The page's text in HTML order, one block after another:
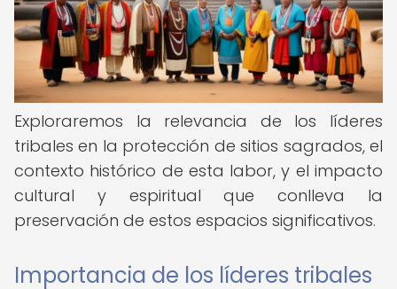
Exploraremos la relevancia de los líderes
tribales en la protección de sitios sagrados, el
contexto histórico de esta labor, y el impacto
cultural y espiritual que conlleva la
preservación de estos espacios significativos.
Importancia de los líderes tribales